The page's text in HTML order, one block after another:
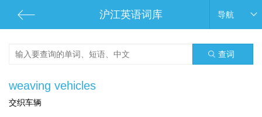
沪江英语词库 导航
查词
weaving vehicles
交织车辆